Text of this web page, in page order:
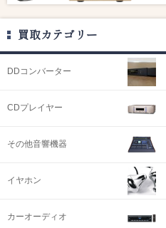
買取カテゴリー
DDコンバーター
CDプレイヤー
その他音響機器
イヤホン
カーオーディオ